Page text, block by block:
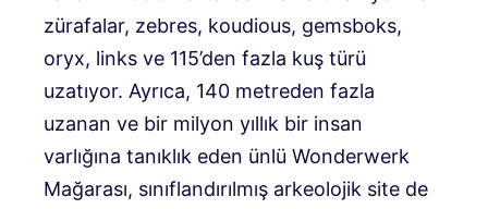
zürafalar, zebres, koudious, gemsboks,
oryx, links ve 115’den fazla kuş türü
uzatıyor. Ayrıca, 140 metreden fazla
uzanan ve bir milyon yıllık bir insan
varlığına tanıklık eden ünlü Wonderwerk
Mağarası, sınıflandırılmış arkeolojik site de